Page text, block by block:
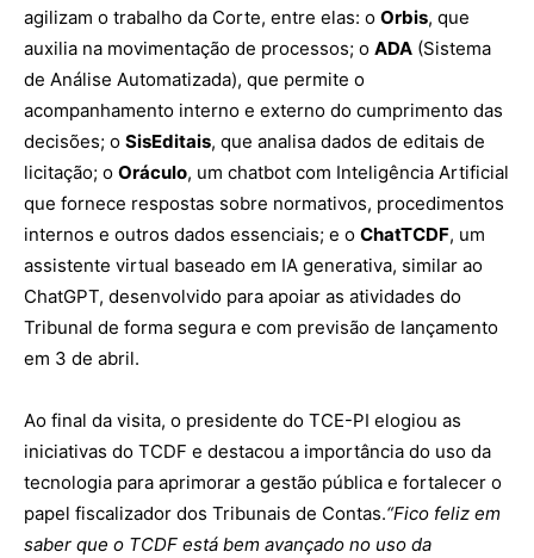
agilizam o trabalho da Corte, entre elas: o Orbis, que
auxilia na movimentação de processos; o ADA (Sistema
de Análise Automatizada), que permite o
acompanhamento interno e externo do cumprimento das
decisões; o SisEditais, que analisa dados de editais de
licitação; o Oráculo, um chatbot com Inteligência Artificial
que fornece respostas sobre normativos, procedimentos
internos e outros dados essenciais; e o ChatTCDF, um
assistente virtual baseado em IA generativa, similar ao
ChatGPT, desenvolvido para apoiar as atividades do
Tribunal de forma segura e com previsão de lançamento
em 3 de abril.
Ao final da visita, o presidente do TCE-PI elogiou as
iniciativas do TCDF e destacou a importância do uso da
tecnologia para aprimorar a gestão pública e fortalecer o
papel fiscalizador dos Tribunais de Contas.“Fico feliz em
saber que o TCDF está bem avançado no uso da